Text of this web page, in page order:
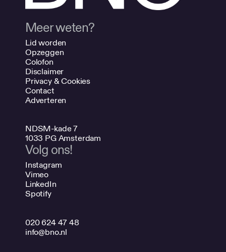
Meer weten?
Lid worden
Opzeggen
Colofon
Disclaimer
Privacy & Cookies
Contact
Adverteren
NDSM-kade 7
1033 PG Amsterdam
Volg ons!
Instagram
Vimeo
LinkedIn
Spotify
020 624 47 48
info@bno.nl